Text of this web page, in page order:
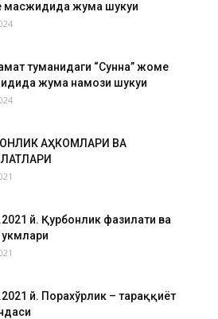
жума шукуҳи
туманидаги “Сунна” жоме
жума намози шукуҳи
АҲКОМЛАРИ ВА
й. Қурбонлик фазилати ва
й. Порахўрлик – тараққиёт